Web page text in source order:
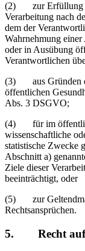
(2) zur Erfüllung
Verarbeitung nach
dem der
Wahrnehmung
oder in Ausübung
Verantwortlichen
(3) aus Gründen
öffentlichen
Abs. 3 DSGVO;
(4) für im
wissenschaftliche
statistische Zwecke
Abschnitt a)
Ziele dieser
beeinträchtigt, oder
(5) zur
Rechtsansprüchen.
5. Recht auf